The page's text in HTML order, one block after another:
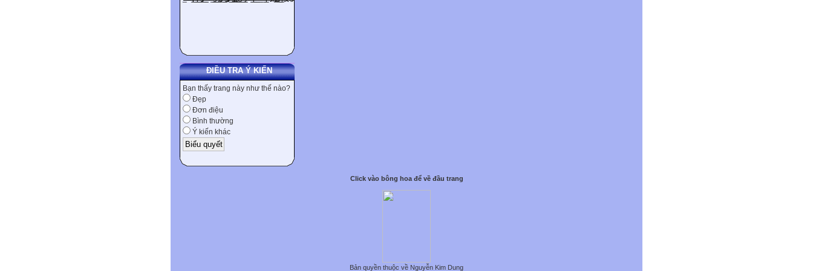
ĐIỀU TRA Ý KIẾN
Bạn thấy trang này như thế nào?
Đẹp
Đơn điệu
Bình thường
Ý kiến khác
Click vào bông hoa để về đầu trang
Bản quyền thuộc về Nguyễn Kim Dung